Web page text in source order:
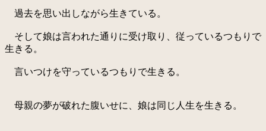
過去を思い出しながら生きている。
そして娘は言われた通りに受け取り、従っているつもりで
生きる。
言いつけを守っているつもりで生きる。
母親の夢が破れた腹いせに、娘は同じ人生を生きる。